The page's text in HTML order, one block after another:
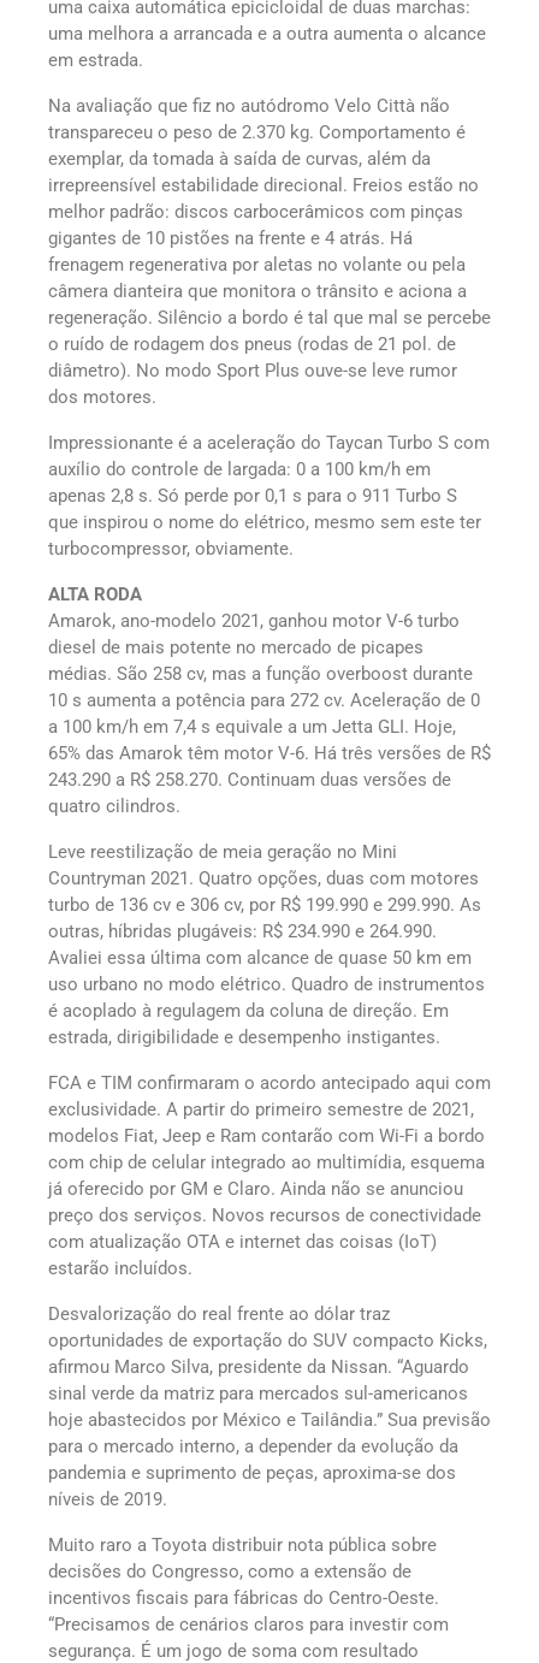
uma caixa automática epicicloidal de duas marchas:
uma melhora a arrancada e a outra aumenta o alcance
em estrada.
Na avaliação que fiz no autódromo Velo Città não
transpareceu o peso de 2.370 kg. Comportamento é
exemplar, da tomada à saída de curvas, além da
irrepreensível estabilidade direcional. Freios estão no
melhor padrão: discos carbocerâmicos com pinças
gigantes de 10 pistões na frente e 4 atrás. Há
frenagem regenerativa por aletas no volante ou pela
câmera dianteira que monitora o trânsito e aciona a
regeneração. Silêncio a bordo é tal que mal se percebe
o ruído de rodagem dos pneus (rodas de 21 pol. de
diâmetro). No modo Sport Plus ouve-se leve rumor
dos motores.
Impressionante é a aceleração do Taycan Turbo S com
auxílio do controle de largada: 0 a 100 km/h em
apenas 2,8 s. Só perde por 0,1 s para o 911 Turbo S
que inspirou o nome do elétrico, mesmo sem este ter
turbocompressor, obviamente.
ALTA RODA
Amarok, ano-modelo 2021, ganhou motor V-6 turbo
diesel de mais potente no mercado de picapes
médias. São 258 cv, mas a função overboost durante
10 s aumenta a potência para 272 cv. Aceleração de 0
a 100 km/h em 7,4 s equivale a um Jetta GLI. Hoje,
65% das Amarok têm motor V-6. Há três versões de R$
243.290 a R$ 258.270. Continuam duas versões de
quatro cilindros.
Leve reestilização de meia geração no Mini
Countryman 2021. Quatro opções, duas com motores
turbo de 136 cv e 306 cv, por R$ 199.990 e 299.990. As
outras, híbridas plugáveis: R$ 234.990 e 264.990.
Avaliei essa última com alcance de quase 50 km em
uso urbano no modo elétrico. Quadro de instrumentos
é acoplado à regulagem da coluna de direção. Em
estrada, dirigibilidade e desempenho instigantes.
FCA e TIM confirmaram o acordo antecipado aqui com
exclusividade. A partir do primeiro semestre de 2021,
modelos Fiat, Jeep e Ram contarão com Wi-Fi a bordo
com chip de celular integrado ao multimídia, esquema
já oferecido por GM e Claro. Ainda não se anunciou
preço dos serviços. Novos recursos de conectividade
com atualização OTA e internet das coisas (IoT)
estarão incluídos.
Desvalorização do real frente ao dólar traz
oportunidades de exportação do SUV compacto Kicks,
afirmou Marco Silva, presidente da Nissan. “Aguardo
sinal verde da matriz para mercados sul-americanos
hoje abastecidos por México e Tailândia.” Sua previsão
para o mercado interno, a depender da evolução da
pandemia e suprimento de peças, aproxima-se dos
níveis de 2019.
Muito raro a Toyota distribuir nota pública sobre
decisões do Congresso, como a extensão de
incentivos fiscais para fábricas do Centro-Oeste.
“Precisamos de cenários claros para investir com
segurança. É um jogo de soma com resultado